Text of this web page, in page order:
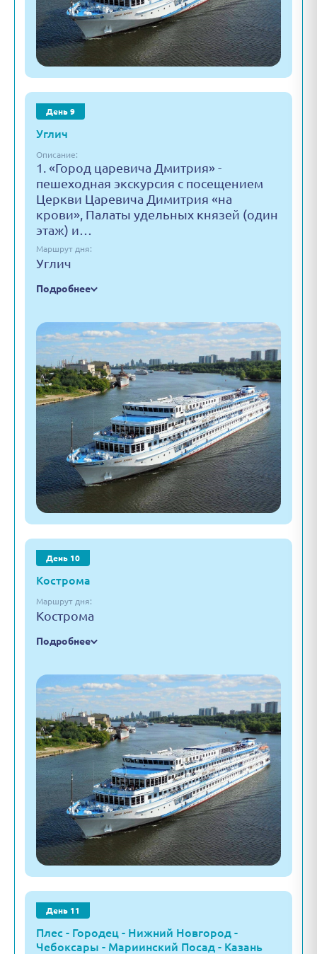
День 9
Углич
Описание:
1. «Город царевича Дмитрия» -
пешеходная экскурсия с посещением
Церкви Царевича Димитрия «на
крови», Палаты удельных князей (один
этаж) и…
Маршрут дня:
Углич
Подробнее
День 10
Кострома
Маршрут дня:
Кострома
Подробнее
День 11
Плес - Городец - Нижний Новгород -
Чебоксары - Мариинский Посад - Казань